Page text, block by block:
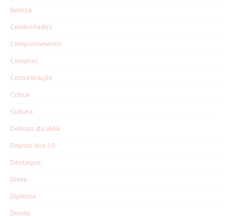
Beleza
Celebridades
Comportamento
Compras
Comunicação
Crítica
Cultura
Delícias da Vida
Depois dos 30
Destaque
Dieta
Diploma
Direito